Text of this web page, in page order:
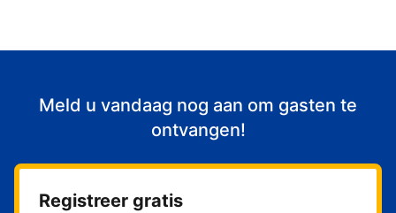
Meld u vandaag nog aan om gasten te
ontvangen!
Registreer gratis